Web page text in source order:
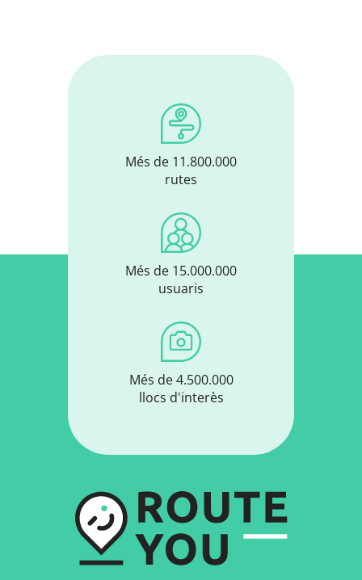
Més de 11.800.000
rutes
Més de 15.000.000
usuaris
Més de 4.500.000
llocs d'interès